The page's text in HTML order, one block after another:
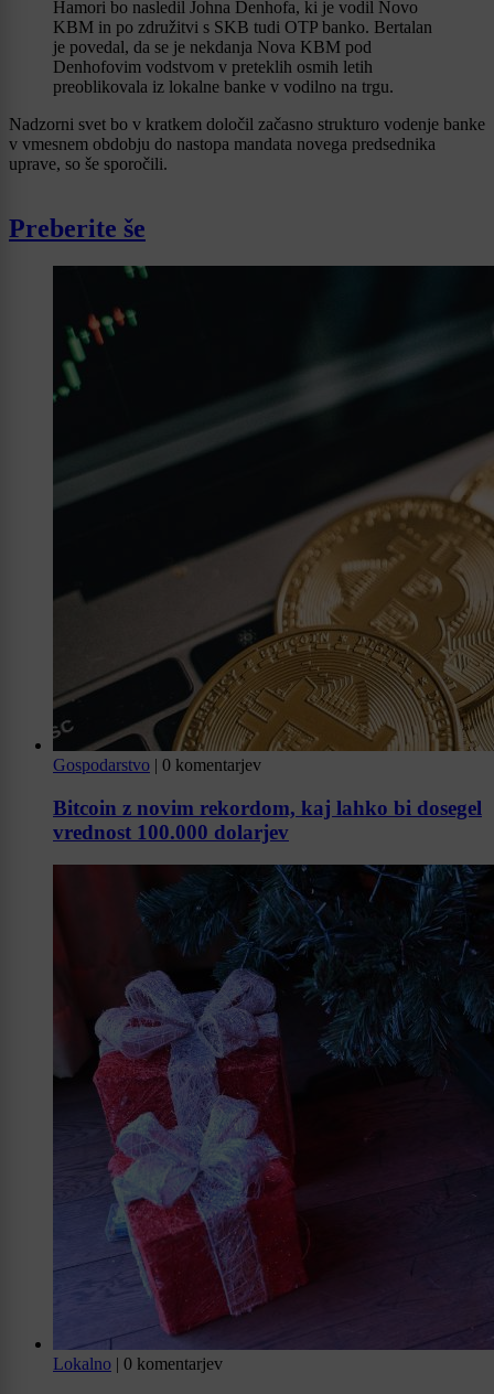
Hamori bo nasledil Johna Denhofa, ki je vodil Novo
KBM in po združitvi s SKB tudi OTP banko. Bertalan
je povedal, da se je nekdanja Nova KBM pod
Denhofovim vodstvom v preteklih osmih letih
preoblikovala iz lokalne banke v vodilno na trgu.
Nadzorni svet bo v kratkem določil začasno strukturo vodenje banke
v vmesnem obdobju do nastopa mandata novega predsednika
uprave, so še sporočili.
Preberite še
Gospodarstvo | 0 komentarjev
Bitcoin z novim rekordom, kaj lahko bi dosegel
vrednost 100.000 dolarjev
Lokalno 0 komentarjev